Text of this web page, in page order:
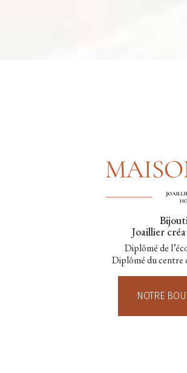
Joaillier
Diplômé de
Diplômé du centre
NOTRE